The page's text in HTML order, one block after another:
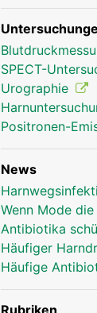
SPECT-
Urographie
Positronen-
News
Wenn Mode
Antibiotika
Häufiger
Häufige
Rubriken